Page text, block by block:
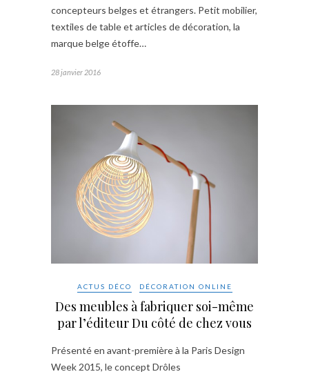
concepteurs belges et étrangers. Petit mobilier,
textiles de table et articles de décoration, la
marque belge étoffe…
28 janvier 2016
ACTUS DÉCO DÉCORATION ONLINE
Des meubles à fabriquer soi-même
par l’éditeur Du côté de chez vous
Présenté en avant-première à la Paris Design
Week 2015, le concept Drôles